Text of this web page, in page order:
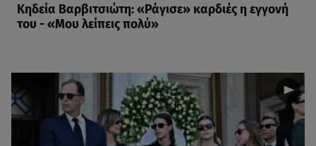
Κηδεία Βαρβιτσιώτη: «Ράγισε» καρδιές η εγγονή
του - «Μου λείπεις πολύ»